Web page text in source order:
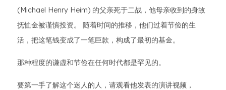
(Michael Henry Heim) 的父亲死于二战，他母亲收到的身故
抚恤金被谨慎投资。 随着时间的推移，他们过着节俭的生
活，把这笔钱变成了一笔巨款，构成了最初的基金。
那种程度的谦虚和节俭在任何时代都是罕见的。
要第一手了解这个迷人的人，请观看他发表的演讲视频，